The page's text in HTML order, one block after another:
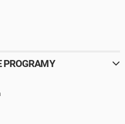
PROGRAMY